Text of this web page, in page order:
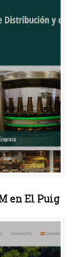
en El Puig